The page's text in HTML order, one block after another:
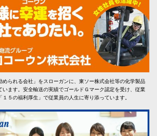
られる会社」をスローガンに、東ソー株式会社等の化学製品
います。安全輸送の実績でゴールドＧマーク認定を受け、従業
１５の福利厚生」で従業員の人生に寄り添っています。